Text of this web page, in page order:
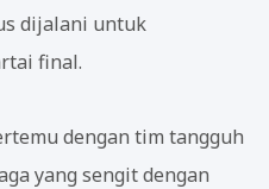
dijalani untuk
final.
dengan tim tangguh
yang sengit dengan